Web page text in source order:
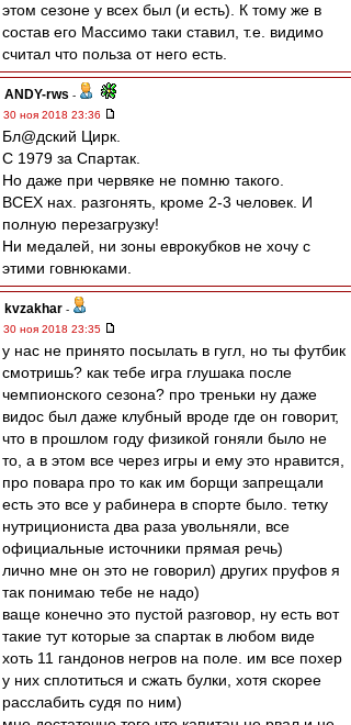
этом сезоне у всех был (и есть). К тому же в
состав его Массимо таки ставил, т.е. видимо
считал что польза от него есть.
ANDY-rws -
30 ноя 2018 23:36
Бл@дский Цирк.
С 1979 за Спартак.
Но даже при червяке не помню такого.
ВСЕХ нах. разгонять, кроме 2-3 человек. И
полную перезагрузку!
Ни медалей, ни зоны еврокубков не хочу с
этими говнюками.
kvzakhar -
30 ноя 2018 23:35
у нас не принято посылать в гугл, но ты футбик
смотришь? как тебе игра глушака после
чемпионского сезона? про треньки ну даже
видос был даже клубный вроде где он говорит,
что в прошлом году физикой гоняли было не
то, а в этом все через игры и ему это нравится,
про повара про то как им борщи запрещали
есть это все у рабинера в спорте было. тетку
нутрициониста два раза увольняли, все
официальные источники прямая речь)
лично мне он это не говорил) других пруфов я
так понимаю тебе не надо)
ваще конечно это пустой разговор, ну есть вот
такие тут которые за спартак в любом виде
хоть 11 гандонов негров на поле. им все похер
у них сплотиться и сжать булки, хотя скорее
расслабить судя по ним)